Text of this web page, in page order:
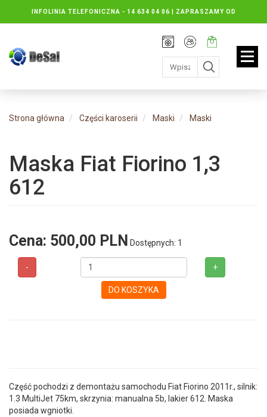
INFOLINIA TELEFONICZNA - 14 634 04 06 | ZAPRASZAMY OD
PONIEDZIAŁKU DO PIĄTKU : 8.30 DO 16.30, SOBOTY: 8.30 DO 13.00
Rejestracja
Moje
konto
Twój
koszyk:
jest
pusty
Strona główna Części karoserii Maski Maski
Maska Fiat Fiorino 1,3
612
Cena: 500,00 PLN Dostępnych: 1
- +
DO KOSZYKA
Część pochodzi z demontażu samochodu Fiat Fiorino 2011r., silnik:
1.3 MultiJet 75km, skrzynia: manualna 5b, lakier 612. Maska
posiada wgniotki.